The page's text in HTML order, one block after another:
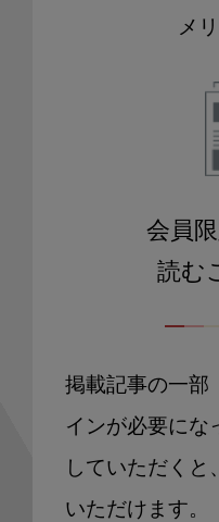
メ
会員
読む
掲載記事の一部
インが必要にな
していただくと
いただけます。